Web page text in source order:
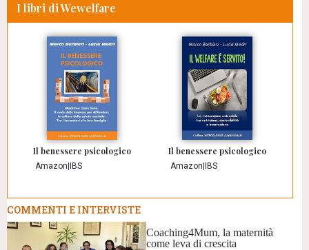
I libri di Wewelfare
Il benessere psicologico
Amazon|IBS
Il benessere psicologico
Amazon|IBS
COMMENTI E INTERVISTE
Coaching4Mum, la maternità
come leva di crescita